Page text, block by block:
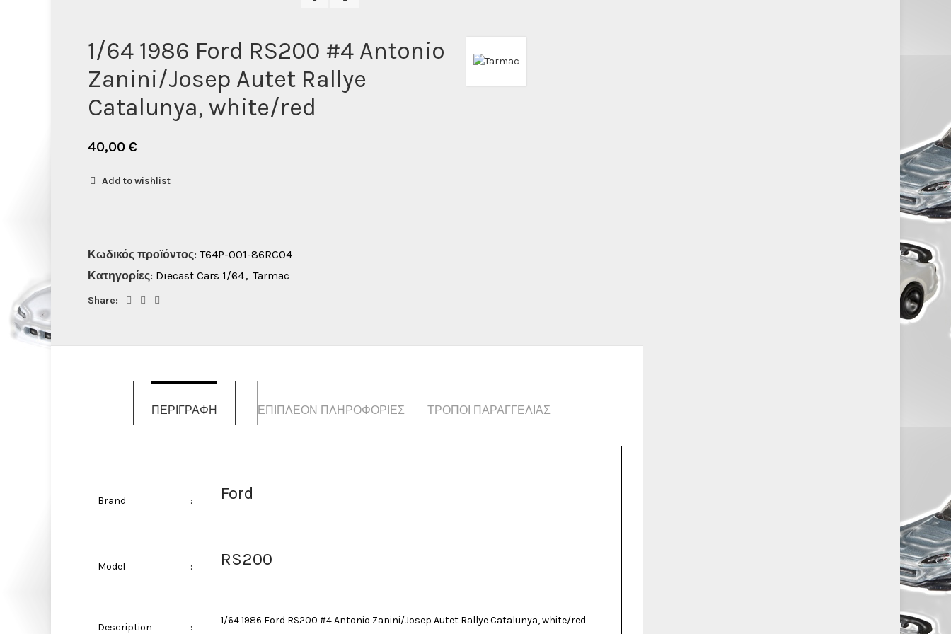
1/64 1986 Ford RS200 #4 Antonio
Zanini/Josep Autet Rallye
Catalunya, white/red
40,00 €
Add to wishlist
Κωδικός προϊόντος: T64P-001-86RC04
Κατηγορίες: Diecast Cars 1/64, Tarmac
Share:
ΠΕΡΙΓΡΑΦΉ ΕΠΙΠΛΈΟΝ ΠΛΗΡΟΦΟΡΊΕΣ ΤΡΌΠΟΙ ΠΑΡΑΓΓΕΛΊΑΣ
Brand : Ford
Model : RS200
Description :
1/64 1986 Ford RS200 #4 Antonio Zanini/Josep Autet Rallye Catalunya, white/red